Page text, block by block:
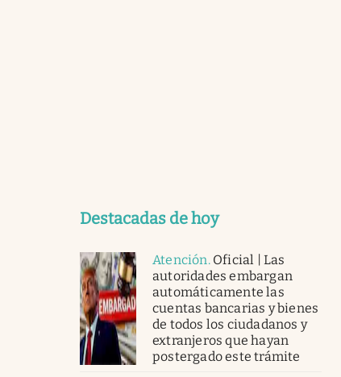
Destacadas de hoy
Atención. Oficial | Las
autoridades embargan
automáticamente las
cuentas bancarias y bienes
de todos los ciudadanos y
extranjeros que hayan
postergado este trámite